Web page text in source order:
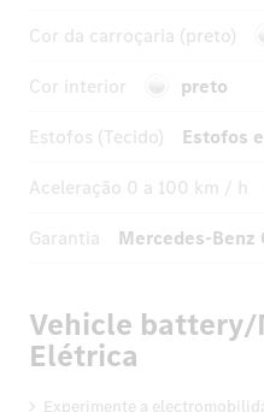
Cor da carroçaria (preto)
Cor interior
preto
Estofos (Tecido)
Estofos
Aceleração 0 a 100 km / h
Garantia
Mercedes-Benz
Vehicle
Elétrica
Experimente a